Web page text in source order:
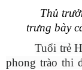
Thủ
trưng bày
Tuổi trẻ
phong trào thi